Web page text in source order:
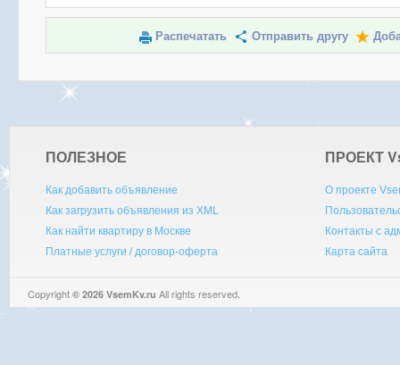
Распечатать Отправить другу
ПОЛЕЗНОЕ
Как добавить объявление
Как загрузить объявления из XML
Как найти квартиру в Москве
Платные услуги / договор-оферта
ПРОЕКТ V
О проекте
Контакты с
Карта сайта
Copyright © 2026 VsemKv.ru All rights reserved.